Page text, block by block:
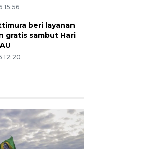
15:56
beri layanan
gratis sambut Hari
12:20